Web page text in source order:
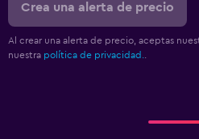
Crea una alerta de precio
Al crear una alerta de precio, aceptas
nuestra política de privacidad.